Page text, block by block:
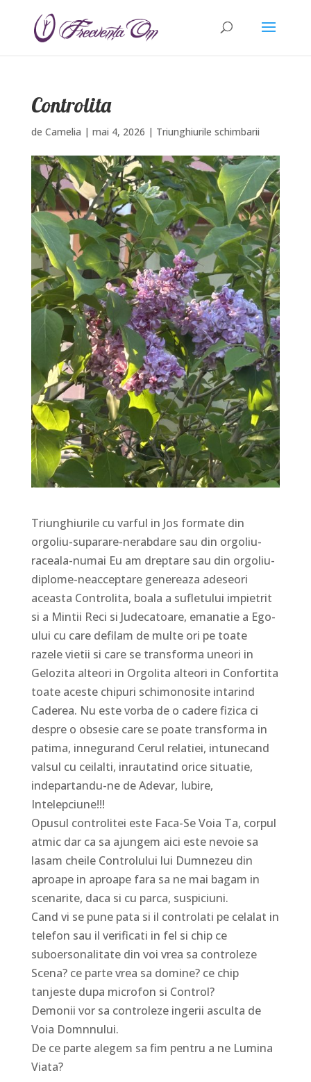
Controlita
de Camelia | mai 4, 2026 | Triunghiurile schimbarii
Triunghiurile cu varful in Jos formate din
orgoliu-suparare-nerabdare sau din orgoliu-
raceala-numai Eu am dreptare sau din orgoliu-
diplome-neacceptare genereaza adeseori
aceasta Controlita, boala a sufletului impietrit
si a Mintii Reci si Judecatoare, emanatie a Ego-
ului cu care defilam de multe ori pe toate
razele vietii si care se transforma uneori in
Gelozita alteori in Orgolita alteori in Confortita
toate aceste chipuri schimonosite intarind
Caderea. Nu este vorba de o cadere fizica ci
despre o obsesie care se poate transforma in
patima, innegurand Cerul relatiei, intunecand
valsul cu ceilalti, inrautatind orice situatie,
indepartandu-ne de Adevar, Iubire,
Intelepciune!!!
Opusul controlitei este Faca-Se Voia Ta, corpul
atmic dar ca sa ajungem aici este nevoie sa
lasam cheile Controlului lui Dumnezeu din
aproape in aproape fara sa ne mai bagam in
scenarite, daca si cu parca, suspiciuni.
Cand vi se pune pata si il controlati pe celalat in
telefon sau il verificati in fel si chip ce
suboersonalitate din voi vrea sa controleze
Scena? ce parte vrea sa domine? ce chip
tanjeste dupa microfon si Control?
Demonii vor sa controleze ingerii asculta de
Voia Domnnului.
De ce parte alegem sa fim pentru a ne Lumina
Viata?